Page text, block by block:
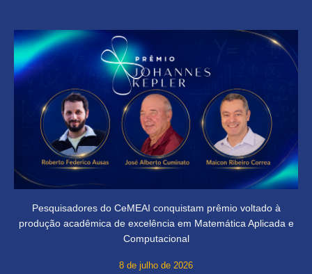
Pesquisadores do CeMEAI conquistam prêmio voltado à
produção acadêmica de excelência em Matemática Aplicada e
Computacional
8 de julho de 2026